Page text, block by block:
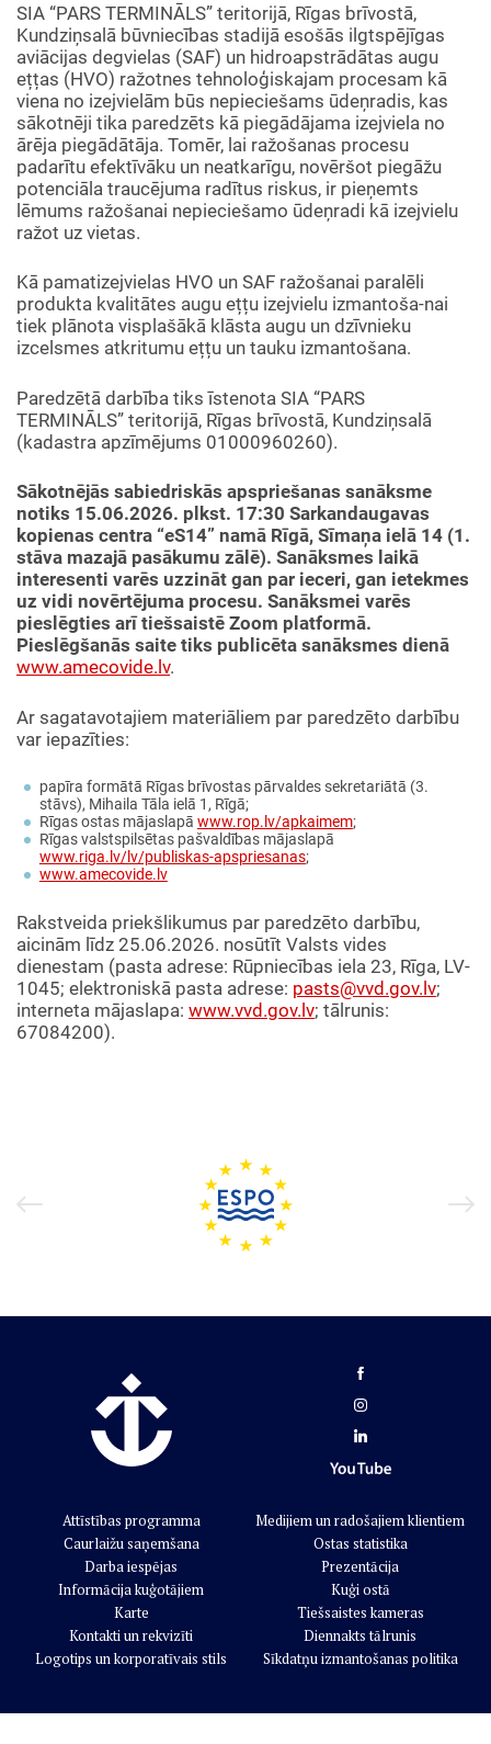
SIA “PARS TERMINĀLS” teritorijā, Rīgas brīvostā,
Kundziņsalā būvniecības stadijā esošās ilgtspējīgas
aviācijas degvielas (SAF) un hidroapstrādātas augu
ețțas (HVO) ražotnes tehnoloģiskajam procesam kā
viena no izejvielām būs nepieciešams ūdeņradis, kas
sākotnēji tika paredzēts kā piegādājama izejviela no
ārēja piegādātāja. Tomēr, lai ražošanas procesu
padarītu efektīvāku un neatkarīgu, novēršot piegāžu
potenciāla traucējuma radītus riskus, ir pieņemts
lēmums ražošanai nepieciešamo ūdeņradi kā izejvielu
ražot uz vietas.
Kā pamatizejvielas HVO un SAF ražošanai paralēli
produkta kvalitātes augu ețțu izejvielu izmantoša-nai
tiek plānota visplašākā klāsta augu un dzīvnieku
izcelsmes atkritumu ețțu un tauku izmantošana.
Paredzētā darbība tiks īstenota SIA “PARS
TERMINĀLS” teritorijā, Rīgas brīvostā, Kundziņsalā
(kadastra apzīmējums 01000960260).
Sākotnējās sabiedriskās apspriešanas sanāksme
notiks 15.06.2026. plkst. 17:30 Sarkandaugavas
kopienas centra “eS14” namā Rīgā, Sīmaņa ielā 14 (1.
stāva mazajā pasākumu zālē). Sanāksmes laikā
interesenti varēs uzzināt gan par ieceri, gan ietekmes
uz vidi novērtējuma procesu. Sanāksmei varēs
pieslēgties arī tiešsaistē Zoom platformā.
Pieslēgšanās saite tiks publicēta sanāksmes dienā
www.amecovide.lv.
Ar sagatavotajiem materiāliem par paredzēto darbību
var iepazīties:
papīra formātā Rīgas brīvostas pārvaldes sekretariātā (3.
stāvs), Mihaila Tāla ielā 1, Rīgā;
Rīgas ostas mājaslapā www.rop.lv/apkaimem;
Rīgas valstspilsētas pašvaldības mājaslapā
www.riga.lv/lv/publiskas-apspriesanas;
www.amecovide.lv
Rakstveida priekšlikumus par paredzēto darbību,
aicinām līdz 25.06.2026. nosūtīt Valsts vides
dienestam (pasta adrese: Rūpniecības iela 23, Rīga, LV-
1045; elektroniskā pasta adrese: pasts@vvd.gov.lv;
interneta mājaslapa: www.vvd.gov.lv; tālrunis:
67084200).
Attīstības programma
Caurlaižu saņemšana
Darba iespējas
Informācija kuģotājiem
Karte
Kontakti un rekvizīti
Logotips un korporatīvais stils
Medijiem un radošajiem klientiem
Ostas statistika
Prezentācija
Kuģi ostā
Tiešsaistes kameras
Diennakts tālrunis
Sīkdatņu izmantošanas politika